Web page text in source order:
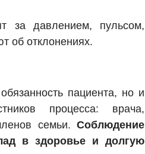
за давлением, пульсом,
об отклонениях.
пациента, но и
процесса: врача,
семьи. Соблюдение
в здоровье и долгую